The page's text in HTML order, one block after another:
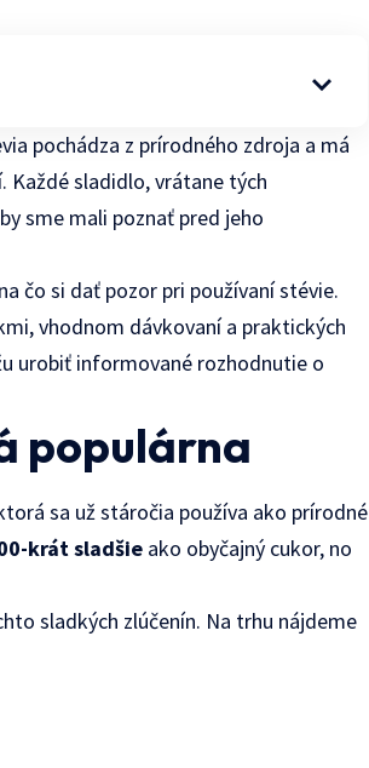
pochádza z prírodného zdroja a má
Každé sladidlo, vrátane tých
sme mali poznať pred jeho
čo si dať pozor pri používaní stévie.
vhodnom dávkovaní a praktických
urobiť informované rozhodnutie o
populárna
sa už stáročia používa ako prírodné
krát sladšie ako obyčajný cukor, no
sladkých zlúčenín. Na trhu nájdeme